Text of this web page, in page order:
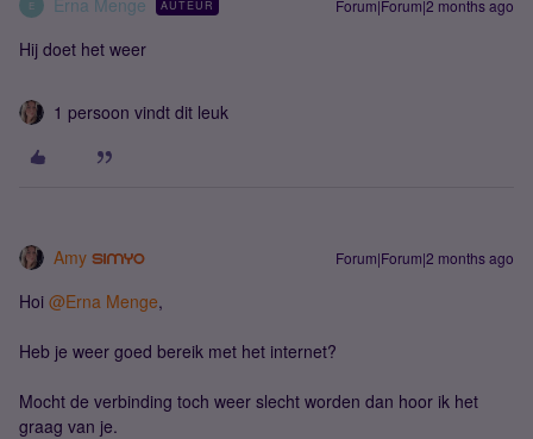
E Erna Menge AUTEUR Forum|Forum|2 months ago
Hij doet het weer
1 persoon vindt dit leuk
Amy Forum|Forum|2 months ago
Hoi ​ @Erna Menge,
Heb je weer goed bereik met het internet?
Mocht de verbinding toch weer slecht worden dan hoor ik het
graag van je.